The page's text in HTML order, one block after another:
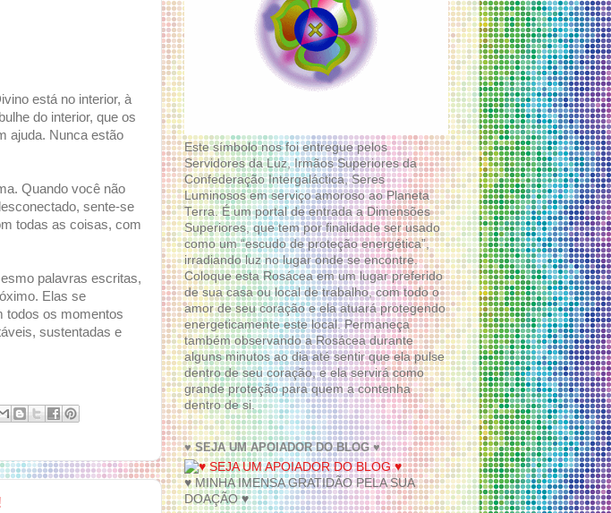
está no interior, à
do interior, que os
ajuda. Nunca estão
Quando você não
sente-se
todas as coisas, com
palavras escritas,
Elas se
todos os momentos
sustentadas e
Este símbolo nos foi entregue pelos
Servidores da Luz, Irmãos Superiores da
Confederação Intergaláctica, Seres
Luminosos em serviço amoroso ao Planeta
Terra. É um portal de entrada a Dimensões
Superiores, que tem por finalidade ser usado
como um “escudo de proteção energética”,
irradiando luz no lugar onde se encontre.
Coloque esta Rosácea em um lugar preferido
de sua casa ou local de trabalho, com todo o
amor de seu coração e ela atuará protegendo
energeticamente este local. Permaneça
também observando a Rosácea durante
alguns minutos ao dia até sentir que ela pulse
dentro de seu coração, e ela servirá como
grande proteção para quem a contenha
dentro de si.
♥ SEJA UM APOIADOR DO BLOG ♥
♥ MINHA IMENSA GRATIDÃO PELA SUA
DOAÇÃO ♥